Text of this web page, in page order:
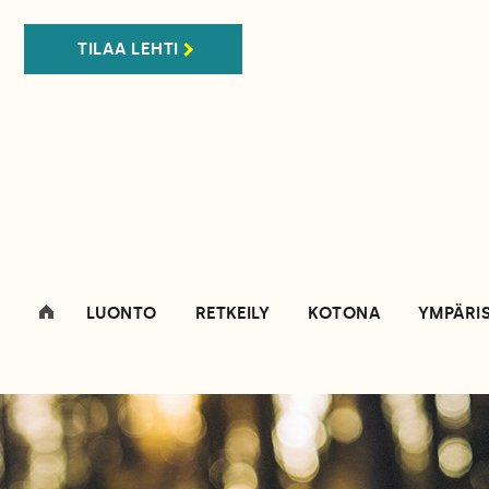
TILAA LEHTI
LUONTO RETKEILY KOTONA